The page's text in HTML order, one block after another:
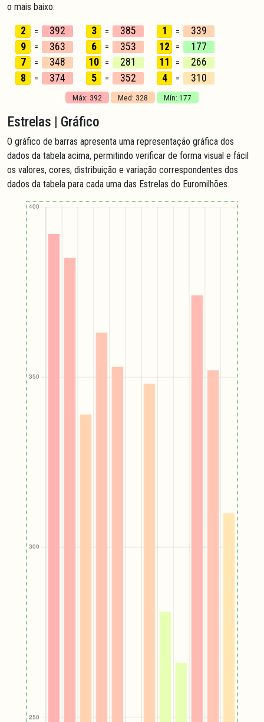
o mais baixo.
2 = 392 3 = 385 1 =
339
9
= 363 6 = 353 12 =
177
7
= 348 10 = 281 11 =
266
8
= 374 5 = 352 4 = 310
Máx: 392 Med: 328 Mín: 177
Estrelas | Gráfico
O gráfico de barras apresenta uma representação gráfica dos
dados da tabela acima, permitindo verificar de forma visual e fácil
os valores, cores, distribuição e variação correspondentes dos
dados da tabela para cada uma das Estrelas do Euromilhões.